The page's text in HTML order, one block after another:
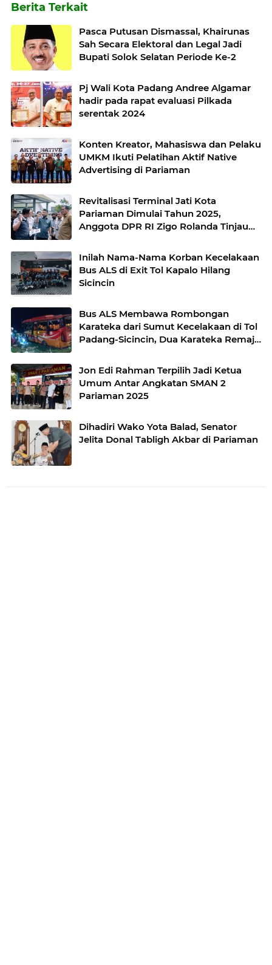
Berita Terkait
Pasca Putusan Dismassal, Khairunas
Sah Secara Elektoral dan Legal Jadi
Bupati Solok Selatan Periode Ke-2
Pj Wali Kota Padang Andree Algamar
hadir pada rapat evaluasi Pilkada
serentak 2024
Konten Kreator, Mahasiswa dan Pelaku
UMKM Ikuti Pelatihan Aktif Native
Advertising di Pariaman
Revitalisasi Terminal Jati Kota
Pariaman Dimulai Tahun 2025,
Anggota DPR RI Zigo Rolanda Tinjau
Inilah Nama-Nama Korban Kecelakaan
Bus ALS di Exit Tol Kapalo Hilang
Sicincin
Bus ALS Membawa Rombongan
Karateka dari Sumut Kecelakaan di Tol
Padang-Sicincin, Dua Karateka Remaja
Jon Edi Rahman Terpilih Jadi Ketua
Umum Antar Angkatan SMAN 2
Pariaman 2025
Dihadiri Wako Yota Balad, Senator
Jelita Donal Tabligh Akbar di Pariaman